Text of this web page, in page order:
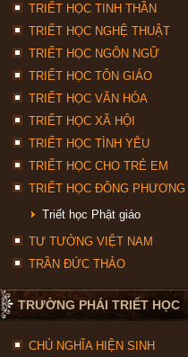
TRIẾT HỌC TINH THẦN
TRIẾT HỌC NGHỆ THUẬT
TRIẾT HỌC NGÔN NGỮ
TRIẾT HỌC TÔN GIÁO
TRIẾT HỌC VĂN HÓA
TRIẾT HỌC XÃ HỘI
TRIẾT HỌC TÌNH YÊU
TRIẾT HỌC CHO TRẺ EM
TRIẾT HỌC ĐÔNG PHƯƠNG
Triết học Phật giáo
TƯ TƯỞNG VIỆT NAM
TRẦN ĐỨC THẢO
TRƯỜNG PHÁI TRIẾT HỌC
CHỦ NGHĨA HIỆN SINH